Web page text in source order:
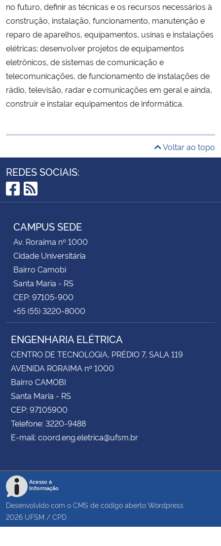
no futuro, definir as técnicas e os recursos necessários à
construção, instalação, funcionamento, manutenção e
reparo de aparelhos, equipamentos, usinas e instalações
elétricas; desenvolver projetos de equipamentos
eletrônicos, de sistemas de comunicação e
telecomunicações, de funcionamento de instalações de
rádio, televisão, radar e comunicações em geral e ainda,
construir e instalar equipamentos de informática.
Voltar ao topo
REDES SOCIAIS:
Facebook
RSS
CAMPUS SEDE
Av. Roraima nº 1000
Cidade Universitária
Bairro Camobi
Santa Maria - RS
CEP: 97105-900
+55 (55) 3220-8000
ENGENHARIA ELÉTRICA
CENTRO DE TECNOLOGIA, PRÉDIO 7, SALA 119
AVENIDA RORAIMA nº 1000
Bairro CAMOBI
Santa Maria - RS
CEP: 97105900
Telefone: 3220-9488
E-mail: coord.eng.eletrica@ufsm.br
Acesso à
Informação
Desenvolvido com o CMS de código aberto Wordpress
2026 UFSM / CPD